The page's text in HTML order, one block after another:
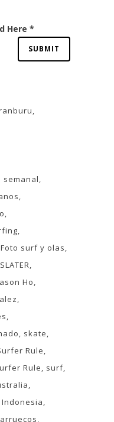
Here *
Foto surf y olas
Ho
skate
Rule
Rule
surf